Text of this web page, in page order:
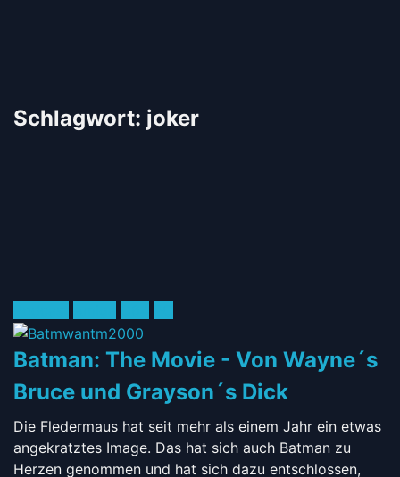
Schlagwort: joker
in:
Batman: The Movie - Von Wayne´s
Bruce und Grayson´s Dick
Die Fledermaus hat seit mehr als einem Jahr ein etwas
angekratztes Image. Das hat sich auch Batman zu
Herzen genommen und hat sich dazu entschlossen,